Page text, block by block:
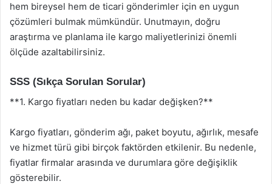
hem bireysel hem de ticari gönderimler için en uygun
çözümleri bulmak mümkündür. Unutmayın, doğru
araştırma ve planlama ile kargo maliyetlerinizi önemli
ölçüde azaltabilirsiniz.
SSS (Sıkça Sorulan Sorular)
**1. Kargo fiyatları neden bu kadar değişken?**
Kargo fiyatları, gönderim ağı, paket boyutu, ağırlık, mesafe
ve hizmet türü gibi birçok faktörden etkilenir. Bu nedenle,
fiyatlar firmalar arasında ve durumlara göre değişiklik
gösterebilir.